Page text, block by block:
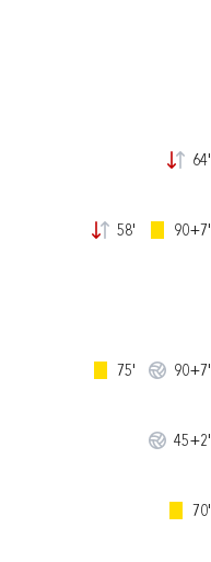
64'
58' 90+7'
75' 90+7'
45+2'
70'